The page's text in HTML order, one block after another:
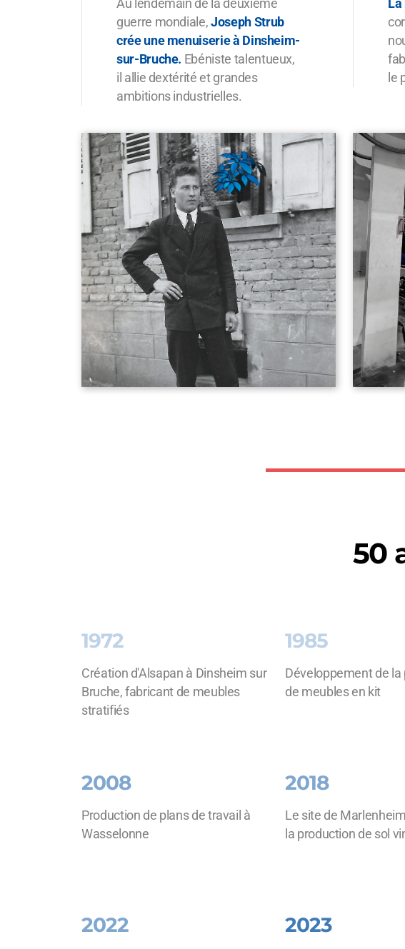
Au lendemain de la deuxième
guerre mondiale,Joseph Strub
crée une menuiserie à Dinsheim-
sur-Bruche. Ebéniste talentueux,
il allie dextérité et grandes
ambitions industrielles.
le
50
1972
Création d'Alsapan à Dinsheim sur
Bruche, fabricant de meubles
stratifiés
1985
Développement de la
de meubles en kit
2008
Production de plans de travail à
Wasselonne
2018
Le site de
la production de sol
2022 2023